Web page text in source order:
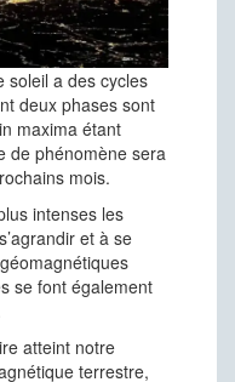
soleil a des cycles
deux phases sont
maxima étant
de phénomène sera
mois.
intenses les
et à se
se font également
atteint notre
terrestre,